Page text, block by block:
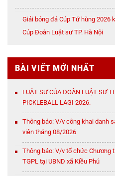
NỘI
Giải bóng đá Cúp Tứ hùng 2026
Cúp Đoàn Luật sư TP. Hà Nội
BÀI VIẾT MỚI NHẤT
LUẬT SƯ CỦA ĐOÀN LUẬT SƯ
PICKLEBALL LAGI 2026.
Thông báo: V/v công khai danh
viên tháng 08/2026
Thông báo: V/v tổ chức Chương
TGPL tại UBND xã Kiều Phú